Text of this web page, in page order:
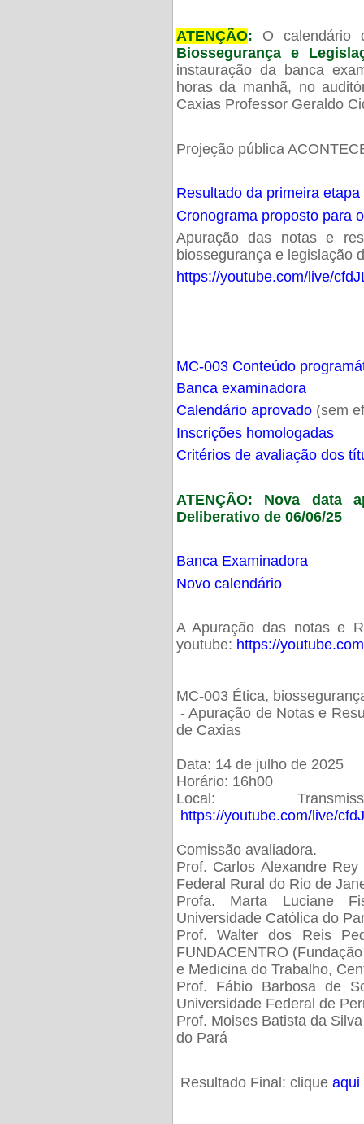
ATENÇÃO: O calendário
Biossegurança e
instauração da banca
horas da manhã, no
Caxias Professor Geraldo
Projeção pública
Resultado da primeira
Cronograma proposto para
Apuração das notas e
biossegurança e legislação
https://youtube.com/live/
MC-003 Conteúdo
Banca examinadora
Calendário aprovado(sem
Inscrições homologadas
Critérios de avaliação dos
ATENÇÂO: Nova data
Deliberativo de 06/06/25
Banca Examinadora
Novo calendário
A Apuração das notas e
youtube: https://
MC-003 Ética,
- Apuração de Notas e
de Caxias
Data: 14 de julho de 2025
Horário: 16h00
Local:
https://youtube.com/live/
Comissão avaliadora.
Prof. Carlos Alexandre
Federal Rural do Rio de
Profa. Marta Luciane
Universidade Católica do
Prof. Walter dos Reis
FUNDACENTRO
e Medicina do Trabalho,
Prof. Fábio Barbosa de
Universidade Federal de
Prof. Moises Batista da
do Pará
Resultado Final: clique aqui